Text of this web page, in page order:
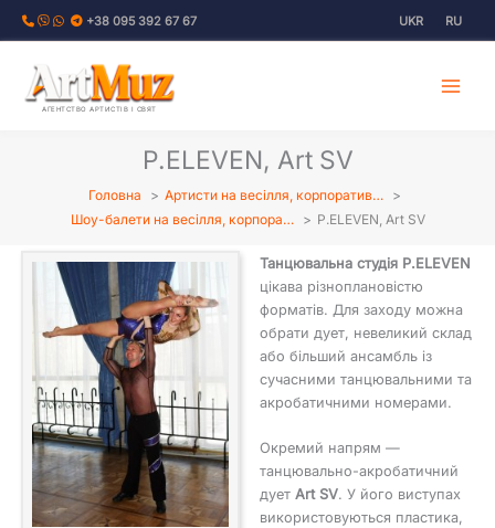
Перейти
+38 095 392 67 67 UKR RU
АГЕНТСТВО АРТИСТІВ І СВЯТ
P.ELEVEN, Art SV
Головна
Артисти на весілля, корпоратив…
Шоу-балети на весілля, корпора…
P.ELEVEN, Art SV
Танцювальна студія P.ELEVEN
цікава різноплановістю
форматів. Для заходу можна
обрати дует, невеликий склад
або більший ансамбль із
сучасними танцювальними та
акробатичними номерами.
Окремий напрям —
танцювально-акробатичний
дуетArt SV. У його виступах
використовуються пластика,